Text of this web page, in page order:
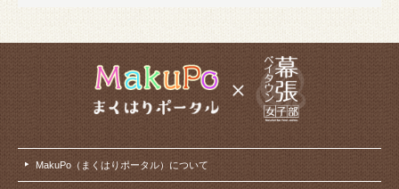
MakuPo（まくはりポータル）について